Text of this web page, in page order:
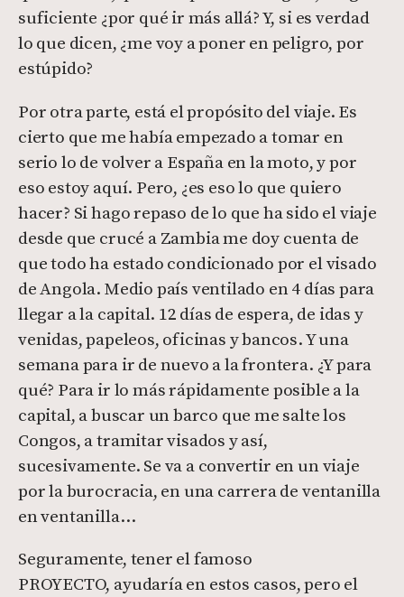
suficiente ¿por qué ir más allá? Y, si es verdad
lo que dicen, ¿me voy a poner en peligro, por
estúpido?
Por otra parte, está el propósito del viaje. Es
cierto que me había empezado a tomar en
serio lo de volver a España en la moto, y por
eso estoy aquí. Pero, ¿es eso lo que quiero
hacer? Si hago repaso de lo que ha sido el viaje
desde que crucé a Zambia me doy cuenta de
que todo ha estado condicionado por el visado
de Angola. Medio país ventilado en 4 días para
llegar a la capital. 12 días de espera, de idas y
venidas, papeleos, oficinas y bancos. Y una
semana para ir de nuevo a la frontera. ¿Y para
qué? Para ir lo más rápidamente posible a la
capital, a buscar un barco que me salte los
Congos, a tramitar visados y así,
sucesivamente. Se va a convertir en un viaje
por la burocracia, en una carrera de ventanilla
en ventanilla…
Seguramente, tener el famoso
PROYECTO, ayudaría en estos casos, pero el